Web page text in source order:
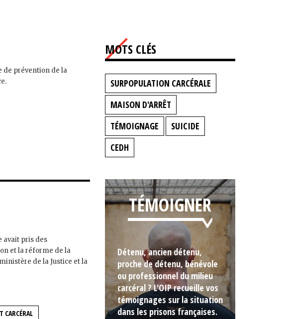
de prévention de la
avait pris des
et la réforme de la
de la Justice et la
CARCÉRAL
MOTS CLÉS
SURPOPULATION CARCÉRALE
MAISON D'ARRÊT
TÉMOIGNAGE
SUICIDE
CEDH
TÉMOIGNER
Détenu, ancien détenu,
proche de détenu, bénévole
ou professionnel du milieu
carcéral ? L'OIP recueille vos
témoignages sur la situation
dans les prisons françaises.